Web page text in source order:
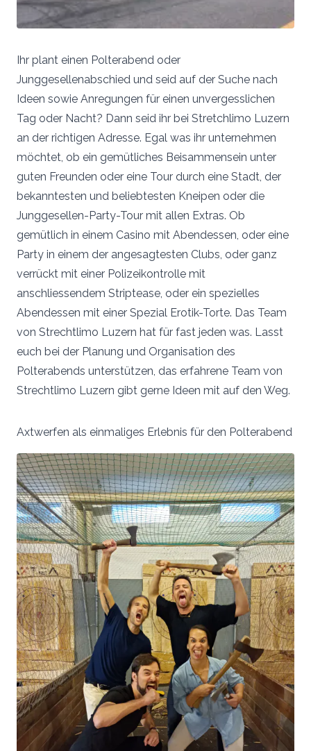
Ihr plant einen Polterabend oder
Junggesellenabschied und seid auf der Suche nach
Ideen sowie Anregungen für einen unvergesslichen
Tag oder Nacht? Dann seid ihr bei Stretchlimo Luzern
an der richtigen Adresse. Egal was ihr unternehmen
möchtet, ob ein gemütliches Beisammensein unter
guten Freunden oder eine Tour durch eine Stadt, der
bekanntesten und beliebtesten Kneipen oder die
Junggesellen-Party-Tour mit allen Extras. Ob
gemütlich in einem Casino mit Abendessen, oder eine
Party in einem der angesagtesten Clubs, oder ganz
verrückt mit einer Polizeikontrolle mit
anschliessendem Striptease, oder ein spezielles
Abendessen mit einer Spezial Erotik-Torte. Das Team
von Strechtlimo Luzern hat für fast jeden was. Lasst
euch bei der Planung und Organisation des
Polterabends unterstützen, das erfahrene Team von
Strechtlimo Luzern gibt gerne Ideen mit auf den Weg.
Axtwerfen als einmaliges Erlebnis für den Polterabend